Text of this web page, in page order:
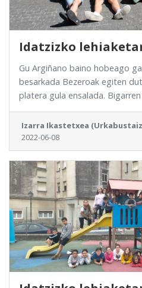
Idatzizko
Gu Argiñano baino hobeago
besarkada Bezeroak egiten
platera gula ensalada.
Izarra Ikastetxea
2022-06-08